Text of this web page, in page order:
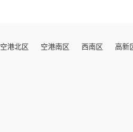
空港北区 空港南区 西南区 高新